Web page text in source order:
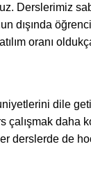
Derslerimiz
dışında
oranı
dile
daha
derslerde de